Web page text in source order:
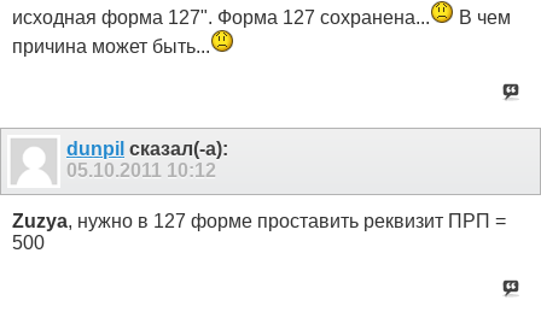
исходная форма 127". Форма 127 сохранена...
В чем
причина может быть...
dunpil сказал(-а):
05.10.2011 10:12
Zuzya, нужно в 127 форме проставить реквизит ПРП =
500